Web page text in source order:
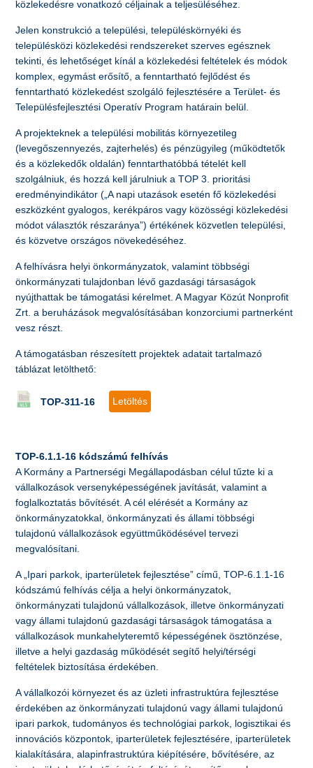
közlekedésre vonatkozó céljainak a teljesüléséhez.
Jelen konstrukció a települési, településkörnyéki és
településközi közlekedési rendszereket szerves egésznek
tekinti, és lehetőséget kínál a közlekedési feltételek és módok
komplex, egymást erősítő, a fenntartható fejlődést és
fenntartható közlekedést szolgáló fejlesztésére a Terület- és
Településfejlesztési Operatív Program határain belül.
A projekteknek a települési mobilitás környezetileg
(levegőszennyezés, zajterhelés) és pénzügyileg (működtetők
és a közlekedők oldalán) fenntarthatóbbá tételét kell
szolgálniuk, és hozzá kell járulniuk a TOP 3. prioritási
eredményindikátor („A napi utazások esetén fő közlekedési
eszközként gyalogos, kerékpáros vagy közösségi közlekedési
módot választók részaránya”) értékének közvetlen települési,
és közvetve országos növekedéséhez.
A felhívásra helyi önkormányzatok, valamint többségi
önkormányzati tulajdonban lévő gazdasági társaságok
nyújthattak be támogatási kérelmet. A Magyar Közút Nonprofit
Zrt. a beruházások megvalósításában konzorciumi partnerként
vesz részt.
A támogatásban részesített projektek adatait tartalmazó
táblázat letölthető:
TOP-311-16 Letöltés
TOP-6.1.1-16 kódszámú felhívás
A Kormány a Partnerségi Megállapodásban célul tűzte ki a
vállalkozások versenyképességének javítását, valamint a
foglalkoztatás bővítését. A cél elérését a Kormány az
önkormányzatokkal, önkormányzati és állami többségi
tulajdonú vállalkozások együttműködésével tervezi
megvalósítani.
A „Ipari parkok, iparterületek fejlesztése” című, TOP-6.1.1-16
kódszámú felhívás célja a helyi önkormányzatok,
önkormányzati tulajdonú vállalkozások, illetve önkormányzati
vagy állami tulajdonú gazdasági társaságok támogatása a
vállalkozások munkahelyteremtő képességének ösztönzése,
illetve a helyi gazdaság működését segítő helyi/térségi
feltételek biztosítása érdekében.
A vállalkozói környezet és az üzleti infrastruktúra fejlesztése
érdekében az önkormányzati tulajdonú vagy állami tulajdonú
ipari parkok, tudományos és technológiai parkok, logisztikai és
innovációs központok, iparterületek fejlesztésére, iparterületek
kialakítására, alapinfrastruktúra kiépítésére, bővítésére, az